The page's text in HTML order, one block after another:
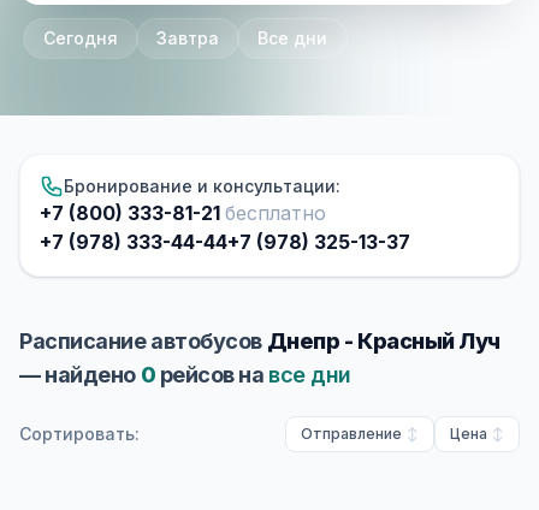
Сегодня Завтра Все дни
Бронирование и консультации:
+7 (800) 333-81-21 бесплатно
+7 (978) 333-44-44+7 (978) 325-13-37
Расписание автобусов Днепр - Красный Луч
— найдено 0 рейсов на все дни
Сортировать: Отправление Цена